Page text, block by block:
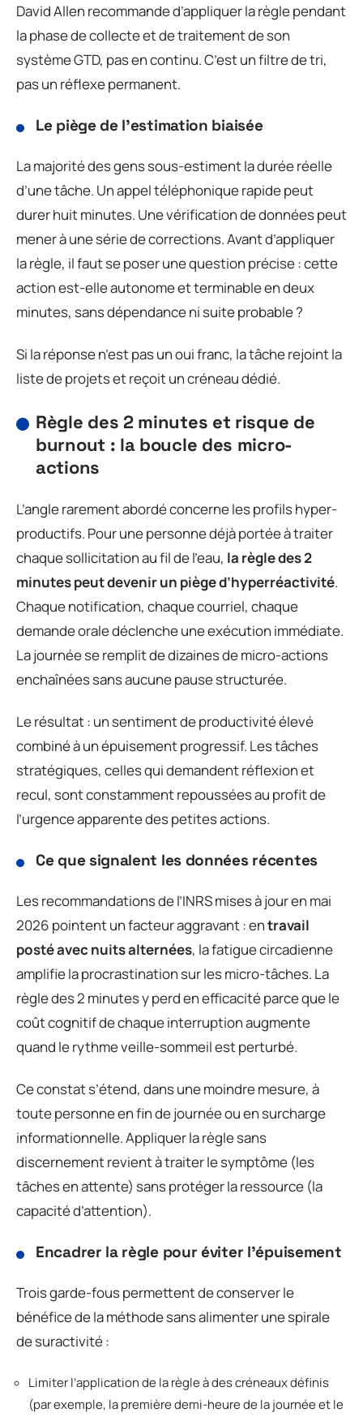
David Allen recommande d’appliquer la règle pendant
la phase de collecte et de traitement de son
système GTD, pas en continu. C’est un filtre de tri,
pas un réflexe permanent.
Le piège de l’estimation biaisée
La majorité des gens sous-estiment la durée réelle
d’une tâche. Un appel téléphonique rapide peut
durer huit minutes. Une vérification de données peut
mener à une série de corrections. Avant d’appliquer
la règle, il faut se poser une question précise : cette
action est-elle autonome et terminable en deux
minutes, sans dépendance ni suite probable ?
Si la réponse n’est pas un oui franc, la tâche rejoint la
liste de projets et reçoit un créneau dédié.
Règle des 2 minutes et risque de
burnout : la boucle des micro-
actions
L’angle rarement abordé concerne les profils hyper-
productifs. Pour une personne déjà portée à traiter
chaque sollicitation au fil de l’eau, la règle des 2
minutes peut devenir un piège d’hyperréactivité.
Chaque notification, chaque courriel, chaque
demande orale déclenche une exécution immédiate.
La journée se remplit de dizaines de micro-actions
enchaînées sans aucune pause structurée.
Le résultat : un sentiment de productivité élevé
combiné à un épuisement progressif. Les tâches
stratégiques, celles qui demandent réflexion et
recul, sont constamment repoussées au profit de
l’urgence apparente des petites actions.
Ce que signalent les données récentes
Les recommandations de l’INRS mises à jour en mai
2026 pointent un facteur aggravant : entravail
posté avec nuits alternées, la fatigue circadienne
amplifie la procrastination sur les micro-tâches. La
règle des 2 minutes y perd en efficacité parce que le
coût cognitif de chaque interruption augmente
quand le rythme veille-sommeil est perturbé.
Ce constat s’étend, dans une moindre mesure, à
toute personne en fin de journée ou en surcharge
informationnelle. Appliquer la règle sans
discernement revient à traiter le symptôme (les
tâches en attente) sans protéger la ressource (la
capacité d’attention).
Encadrer la règle pour éviter l’épuisement
Trois garde-fous permettent de conserver le
bénéfice de la méthode sans alimenter une spirale
de suractivité :
Limiter l’application de la règle à des créneaux définis
(par exemple, la première demi-heure de la journée et le